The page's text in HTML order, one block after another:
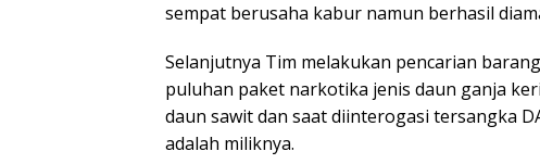
sempat berusaha kabur namun berhasil
Selanjutnya Tim melakukan pencarian
puluhan paket narkotika jenis daun ganja
daun sawit dan saat diinterogasi tersangka
adalah miliknya.